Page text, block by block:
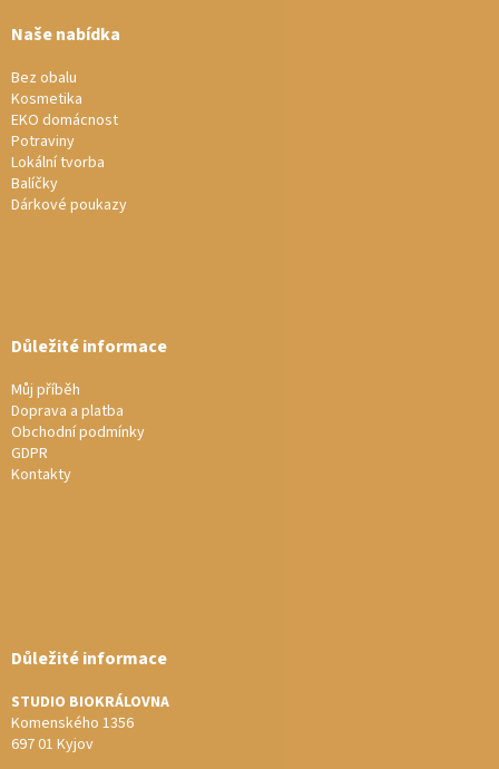
Naše nabídka
Bez obalu
Kosmetika
EKO domácnost
Potraviny
Lokální tvorba
Balíčky
Dárkové poukazy
Důležité informace
Můj příběh
Doprava a platba
Obchodní podmínky
GDPR
Kontakty
Důležité informace
STUDIO BIOKRÁLOVNA
Komenského 1356
697 01 Kyjov